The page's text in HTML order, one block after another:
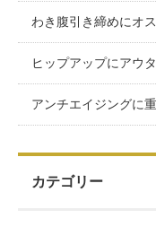
わき腹引き締めにオ
ヒップアップにアウ
アンチエイジングに
カテゴリー